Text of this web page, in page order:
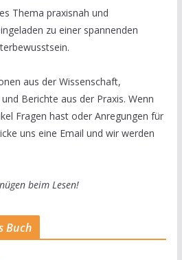
Thema praxisnah und
zu einer spannenden
aus der Wissenschaft,
Berichte aus der Praxis. Wenn
Fragen hast oder Anregungen für
uns eine Email und wir werden
beim Lesen!
Buch